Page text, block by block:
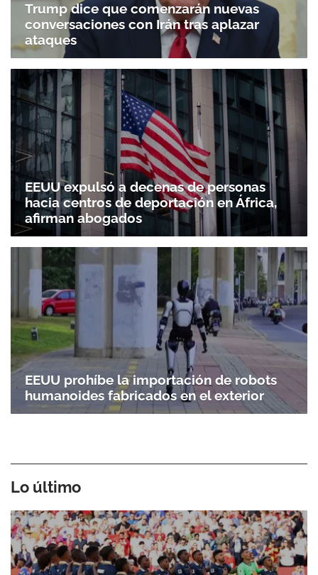
Trump dice que comenzarán nuevas
conversaciones con Irán tras aplazar
ataques
EEUU expulsó a decenas de personas
hacia centros de deportación en África,
afirman abogados
EEUU prohíbe la importación de robots
humanoides fabricados en el exterior
Lo último